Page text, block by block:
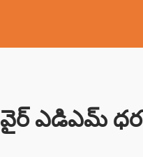
వైర్ ఎడిఎమ్ ధర